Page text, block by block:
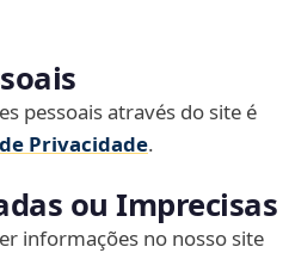
pessoais através do site é
Privacidade.
ou Imprecisas
informações no nosso site